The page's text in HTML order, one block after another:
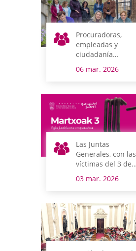
Procuradoras,
empleadas y
ciudadanía
Igualdad
06 mar. 2026
Las Juntas
Generales, con las
víctimas del 3 de
Gasteiz
03 mar. 2026